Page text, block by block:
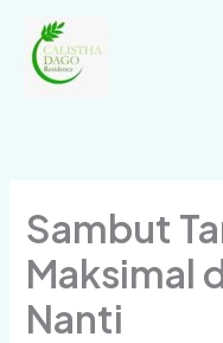
content
Sambut
Maksimal
Nanti